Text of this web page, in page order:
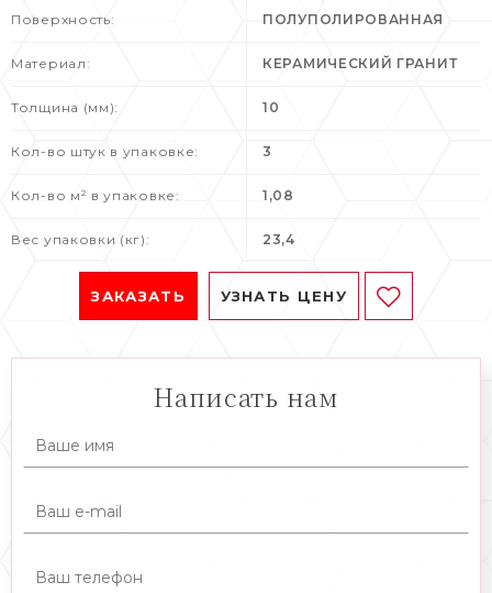
Поверхность: ПОЛУПОЛИРОВАННАЯ
Материал: КЕРАМИЧЕСКИЙ ГРАНИТ
Толщина (мм): 10
Кол-во штук в упаковке: 3
Кол-во м² в упаковке: 1,08
Вес упаковки (кг): 23,4
ЗАКАЗАТЬ УЗНАТЬ ЦЕНУ
Написать нам